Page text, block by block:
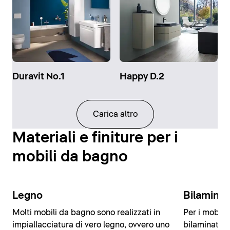
Duravit No.1 Happy D.2
Carica altro
Materiali e finiture per i
mobili da bagno
Legno
Molti mobili da bagno sono realizzati in
impiallacciatura di vero legno, ovvero uno
Per i mobili
bilaminato